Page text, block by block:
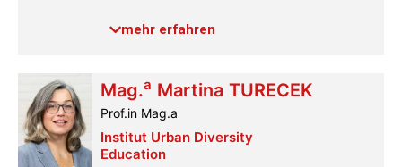
Link PH-Online
mehr erfahren
Mag.a Martina TURECEK
Prof.in Mag.a
Institut Urban Diversity
Education